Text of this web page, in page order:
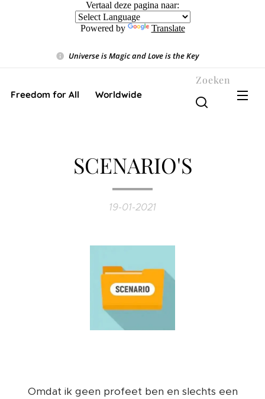
Vertaal deze pagina naar:
Powered by Translate
Universe is Magic and Love is the Key❤️
Freedom for All ❤️ Worldwide
Zoeken
SCENARIO'S
19-01-2021
Omdat ik geen profeet ben en slechts een